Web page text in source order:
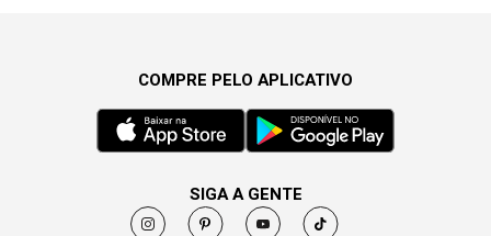
COMPRE PELO APLICATIVO
SIGA A GENTE